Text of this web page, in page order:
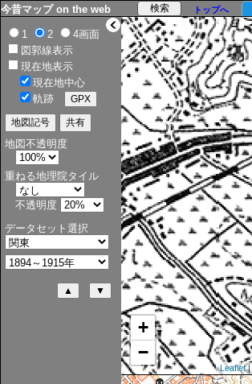
>
今昔マップ on the web トップへ
+
−
Leaflet|
1 2
4画面
図郭線表示
現在地表示
現在地中心
軌跡
地図不透明度
重ねる地理院タイル
不透明度
データセット選択